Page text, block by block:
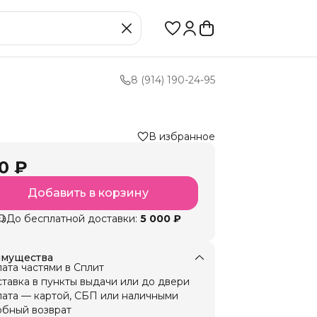
8 (914) 190-24-95
В избранное
₽
Добавить в корзину
До бесплатной доставки: 5 000 ₽
частями в Сплит
в пункты выдачи или до двери
— картой, СБП или наличными
возврат